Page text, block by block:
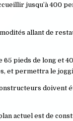
jusqu’à 400
allant de
pieds de long et
et permettra le
actuel est de